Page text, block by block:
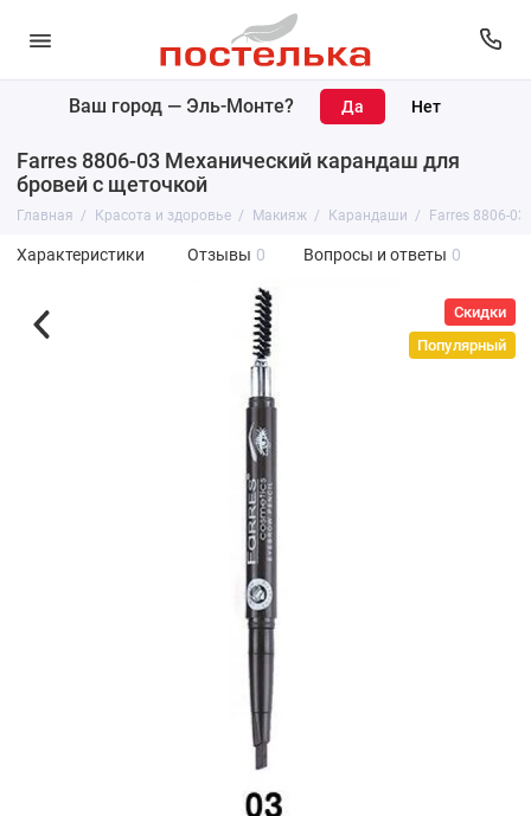
Ваш город — Эль-Монте?
Farres 8806-03 Механический карандаш для
бровей с щеточкой
Главная Красота и здоровье Макияж Карандаши Farres 8806-
Характеристики Отзывы 0 Вопросы и ответы 0
Скидки
Популярный